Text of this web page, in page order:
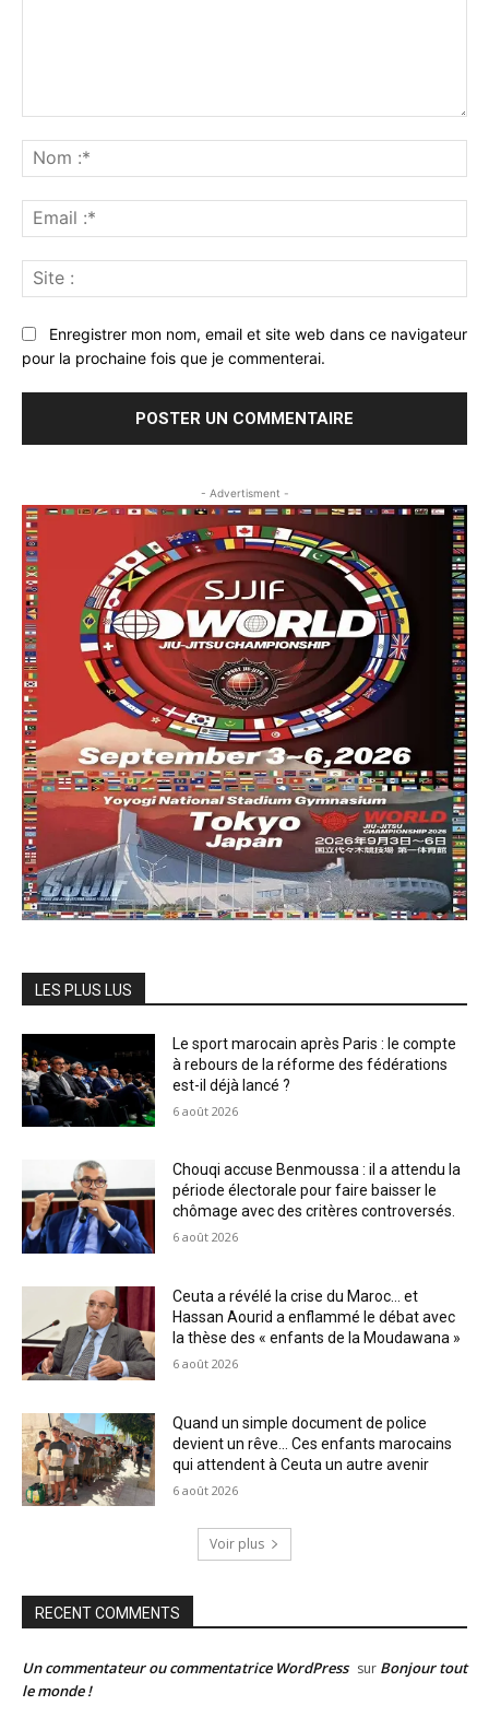
:*
:*
:
Enregistrer mon nom, email et site web dans ce navigateur
pour la prochaine fois que je commenterai.
- Advertisment -
LES PLUS LUS
Le sport marocain après Paris : le compte
à rebours de la réforme des fédérations
est-il déjà lancé ?
6 août 2026
Chouqi accuse Benmoussa : il a attendu la
période électorale pour faire baisser le
chômage avec des critères controversés.
6 août 2026
Ceuta a révélé la crise du Maroc… et
Hassan Aourid a enflammé le débat avec
la thèse des « enfants de la Moudawana »
6 août 2026
Quand un simple document de police
devient un rêve… Ces enfants marocains
qui attendent à Ceuta un autre avenir
6 août 2026
Voir plus
RECENT COMMENTS
Un commentateur ou commentatrice WordPress sur Bonjour tout
le monde !